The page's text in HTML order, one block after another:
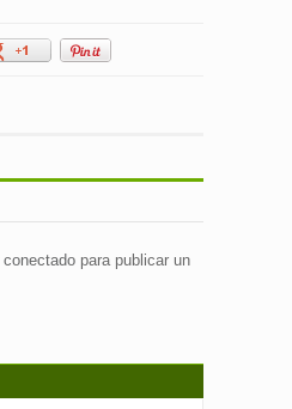
conectado para publicar un